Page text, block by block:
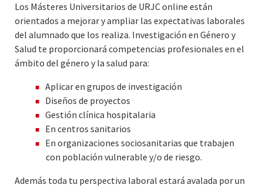
Los Másteres Universitarios de URJC online están
orientados a mejorar y ampliar las expectativas laborales
del alumnado que los realiza. Investigación en Género y
Salud te proporcionará competencias profesionales en el
ámbito del género y la salud para:
Aplicar en grupos de investigación
Diseños de proyectos
Gestión clínica hospitalaria
En centros sanitarios
En organizaciones sociosanitarias que trabajen
con población vulnerable y/o de riesgo.
Además toda tu perspectiva laboral estará avalada por un